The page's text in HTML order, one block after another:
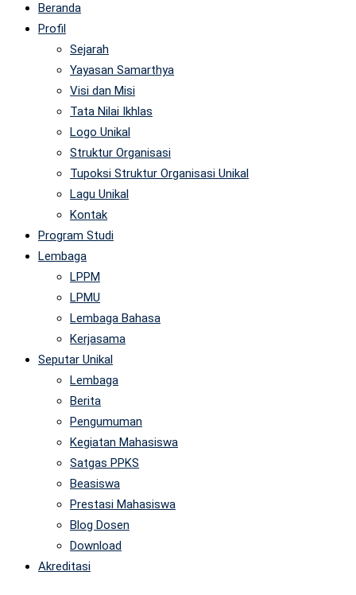
Beranda
Profil
Sejarah
Yayasan Samarthya
Visi dan Misi
Tata Nilai Ikhlas
Logo Unikal
Struktur Organisasi
Tupoksi Struktur Organisasi Unikal
Lagu Unikal
Kontak
Program Studi
Lembaga
LPPM
LPMU
Lembaga Bahasa
Kerjasama
Seputar Unikal
Lembaga
Berita
Pengumuman
Kegiatan Mahasiswa
Satgas PPKS
Beasiswa
Prestasi Mahasiswa
Blog Dosen
Download
Akreditasi